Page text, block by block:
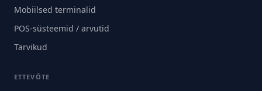
Mobiilsed terminalid
POS-süsteemid / arvutid
Tarvikud
ETTEVÕTE